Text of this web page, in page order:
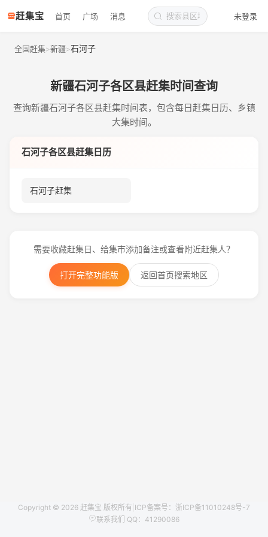
赶集宝 首页 广场 消息 未登录
全国赶集>新疆>石河子
新疆石河子各区县赶集时间查询
查询新疆石河子各区县赶集时间表，包含每日赶集日历、乡镇
大集时间。
石河子各区县赶集日历
石河子赶集
需要收藏赶集日、给集市添加备注或查看附近赶集人？
打开完整功能版 返回首页搜索地区
Copyright © 2026 赶集宝 版权所有 ICP备案号：浙ICP备11010248号-7
联系我们 QQ：41290086